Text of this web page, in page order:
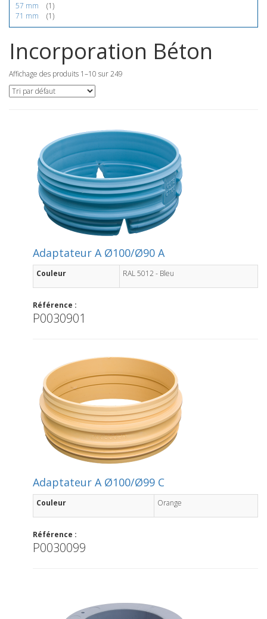
57 mm
(1)
71 mm
(1)
Incorporation Béton
Affichage des produits 1–10 sur 249
Adaptateur A Ø100/Ø90 A
Couleur RAL 5012 - Bleu
Référence :
P0030901
Adaptateur A Ø100/Ø99 C
Couleur Orange
Référence :
P0030099